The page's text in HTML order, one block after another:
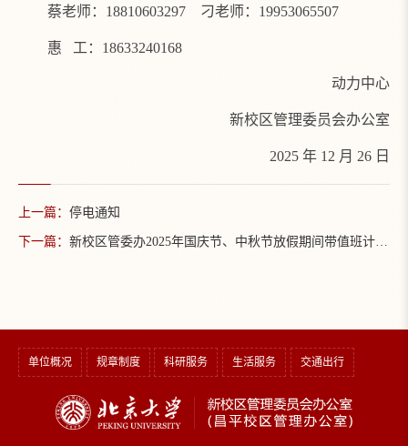
蔡老师：18810603297 刁老师：19953065507
惠 工：18633240168
动力中心
新校区管理委员会办公室
2025 年 12 月 26 日
上一篇： 停电通知
下一篇： 新校区管委办2025年国庆节、中秋节放假期间带值班计划表
单位概况 规章制度 科研服务 生活服务 交通出行